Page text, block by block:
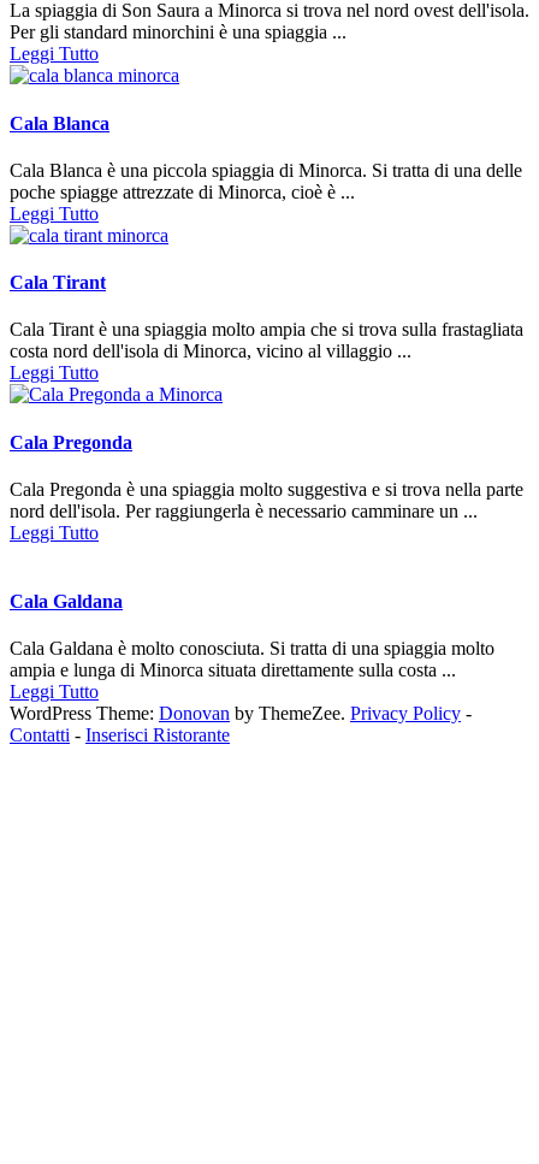
La spiaggia di Son Saura a Minorca si trova nel nord ovest dell'isola.
Per gli standard minorchini è una spiaggia ...
Leggi Tutto
Cala Blanca
Cala Blanca è una piccola spiaggia di Minorca. Si tratta di una delle
poche spiagge attrezzate di Minorca, cioè è ...
Leggi Tutto
Cala Tirant
Cala Tirant è una spiaggia molto ampia che si trova sulla frastagliata
costa nord dell'isola di Minorca, vicino al villaggio ...
Leggi Tutto
Cala Pregonda
Cala Pregonda è una spiaggia molto suggestiva e si trova nella parte
nord dell'isola. Per raggiungerla è necessario camminare un ...
Leggi Tutto
Cala Galdana
Cala Galdana è molto conosciuta. Si tratta di una spiaggia molto
ampia e lunga di Minorca situata direttamente sulla costa ...
Leggi Tutto
WordPress Theme: Donovan by ThemeZee. Privacy Policy -
Contatti - Inserisci Ristorante